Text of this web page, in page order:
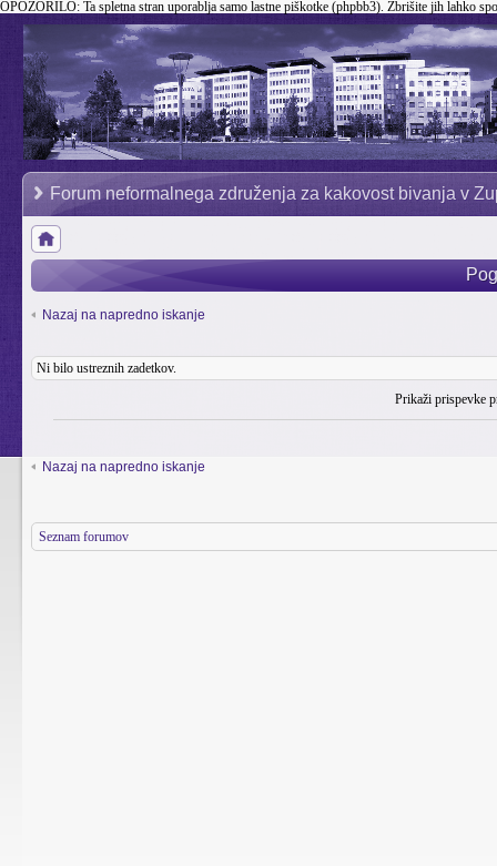
OPOZORILO: Ta spletna stran uporablja samo lastne piškotke (phpbb3). Zbrišite jih lahko
Forum neformalnega združenja za kakovost bivanja v
Nazaj na napredno iskanje
Ni bilo ustreznih zadetkov.
Prikaži prispevke
Nazaj na napredno iskanje
Seznam forumov